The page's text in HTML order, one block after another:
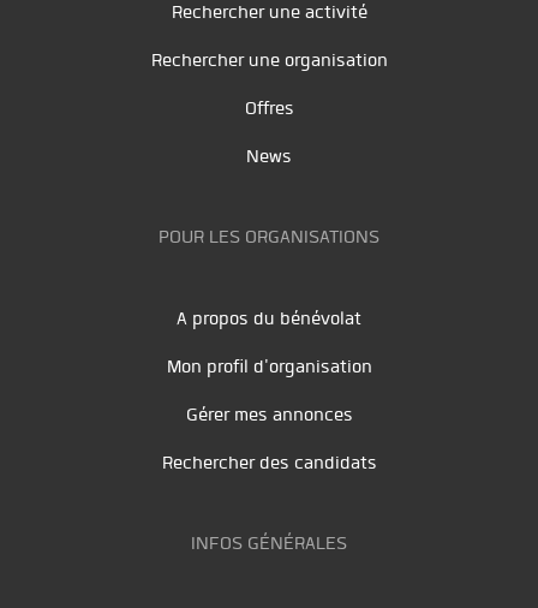
Rechercher une activité
Rechercher une organisation
Offres
News
POUR LES ORGANISATIONS
A propos du bénévolat
Mon profil d'organisation
Gérer mes annonces
Rechercher des candidats
INFOS GÉNÉRALES